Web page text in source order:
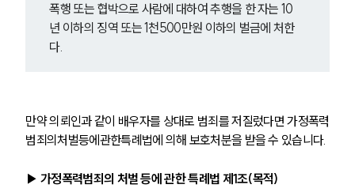
폭행 또는 협박으로 사람에 대하여 추행을 한 자는 10
년 이하의 징역 또는 1천500만원 이하의 벌금에 처한
다.
만약 의뢰인과 같이 배우자를 상대로 범죄를 저질렀다면 가정폭력
범죄의처벌등에관한특례법에 의해 보호처분을 받을 수 있습니다.
▶ 가정폭력범죄의 처벌 등에 관한 특례법 제1조(목적)